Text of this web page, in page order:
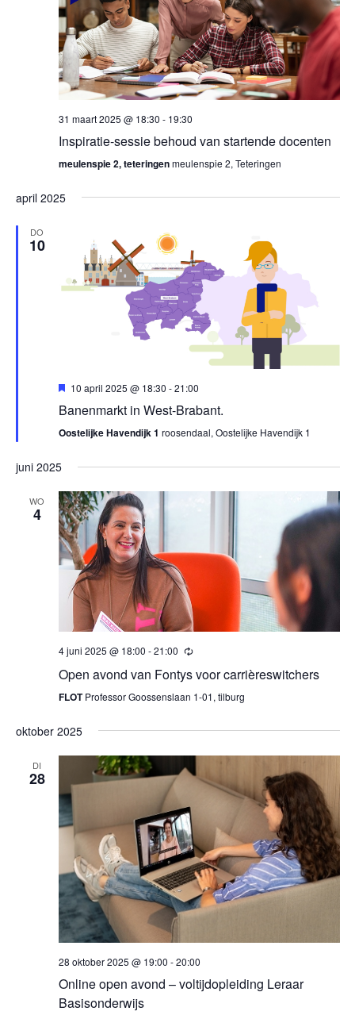
31 maart 2025 @ 18:30 - 19:30
Inspiratie-sessie behoud van startende docenten
meulenspie 2, teteringenmeulenspie 2, Teteringen
april 2025
DO
10
Uitgelicht
10 april 2025 @ 18:30 -21:00
Banenmarkt in West-Brabant.
Oostelijke Havendijk 1 roosendaal, Oostelijke Havendijk 1
juni 2025
WO
4
4 juni 2025 @ 18:00 -21:00
Open avond van Fontys voor carrièreswitchers
FLOTProfessor Goossenslaan 1-01, tilburg
oktober 2025
DI
28
28 oktober 2025 @ 19:00 -20:00
Online open avond – voltijdopleiding Leraar
Basisonderwijs